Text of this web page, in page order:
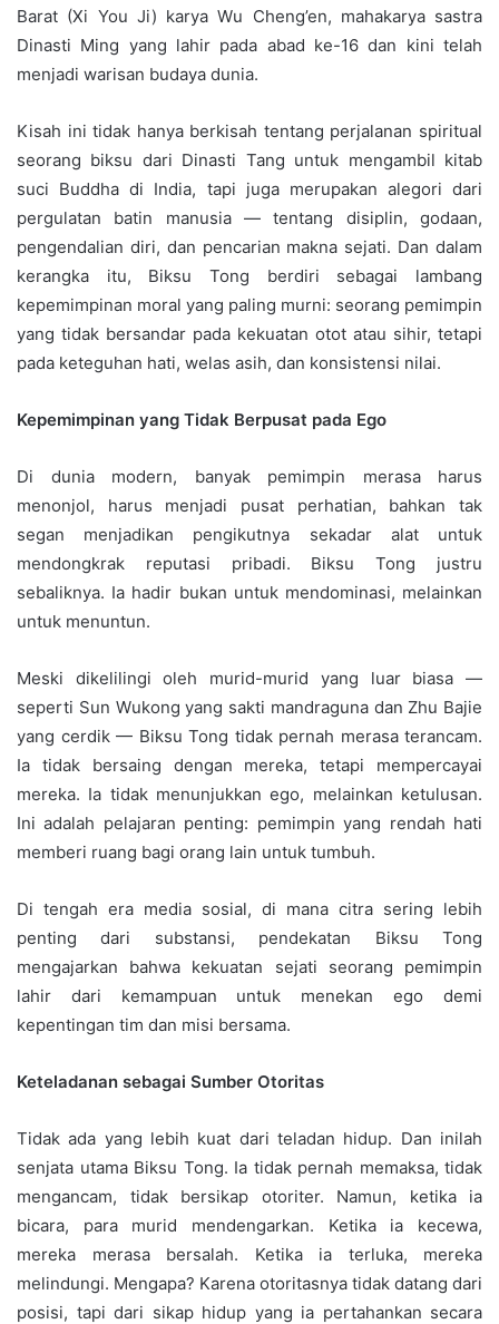
Barat (Xi You Ji) karya Wu Cheng’en, mahakarya sastra
Dinasti Ming yang lahir pada abad ke-16 dan kini telah
menjadi warisan budaya dunia.
Kisah ini tidak hanya berkisah tentang perjalanan spiritual
seorang biksu dari Dinasti Tang untuk mengambil kitab
suci Buddha di India, tapi juga merupakan alegori dari
pergulatan batin manusia — tentang disiplin, godaan,
pengendalian diri, dan pencarian makna sejati. Dan dalam
kerangka itu, Biksu Tong berdiri sebagai lambang
kepemimpinan moral yang paling murni: seorang pemimpin
yang tidak bersandar pada kekuatan otot atau sihir, tetapi
pada keteguhan hati, welas asih, dan konsistensi nilai.
Kepemimpinan yang Tidak Berpusat pada Ego
Di dunia modern, banyak pemimpin merasa harus
menonjol, harus menjadi pusat perhatian, bahkan tak
segan menjadikan pengikutnya sekadar alat untuk
mendongkrak reputasi pribadi. Biksu Tong justru
sebaliknya. Ia hadir bukan untuk mendominasi, melainkan
untuk menuntun.
Meski dikelilingi oleh murid-murid yang luar biasa —
seperti Sun Wukong yang sakti mandraguna dan Zhu Bajie
yang cerdik — Biksu Tong tidak pernah merasa terancam.
Ia tidak bersaing dengan mereka, tetapi mempercayai
mereka. Ia tidak menunjukkan ego, melainkan ketulusan.
Ini adalah pelajaran penting: pemimpin yang rendah hati
memberi ruang bagi orang lain untuk tumbuh.
Di tengah era media sosial, di mana citra sering lebih
penting dari substansi, pendekatan Biksu Tong
mengajarkan bahwa kekuatan sejati seorang pemimpin
lahir dari kemampuan untuk menekan ego demi
kepentingan tim dan misi bersama.
Keteladanan sebagai Sumber Otoritas
Tidak ada yang lebih kuat dari teladan hidup. Dan inilah
senjata utama Biksu Tong. Ia tidak pernah memaksa, tidak
mengancam, tidak bersikap otoriter. Namun, ketika ia
bicara, para murid mendengarkan. Ketika ia kecewa,
mereka merasa bersalah. Ketika ia terluka, mereka
melindungi. Mengapa? Karena otoritasnya tidak datang dari
posisi, tapi dari sikap hidup yang ia pertahankan secara